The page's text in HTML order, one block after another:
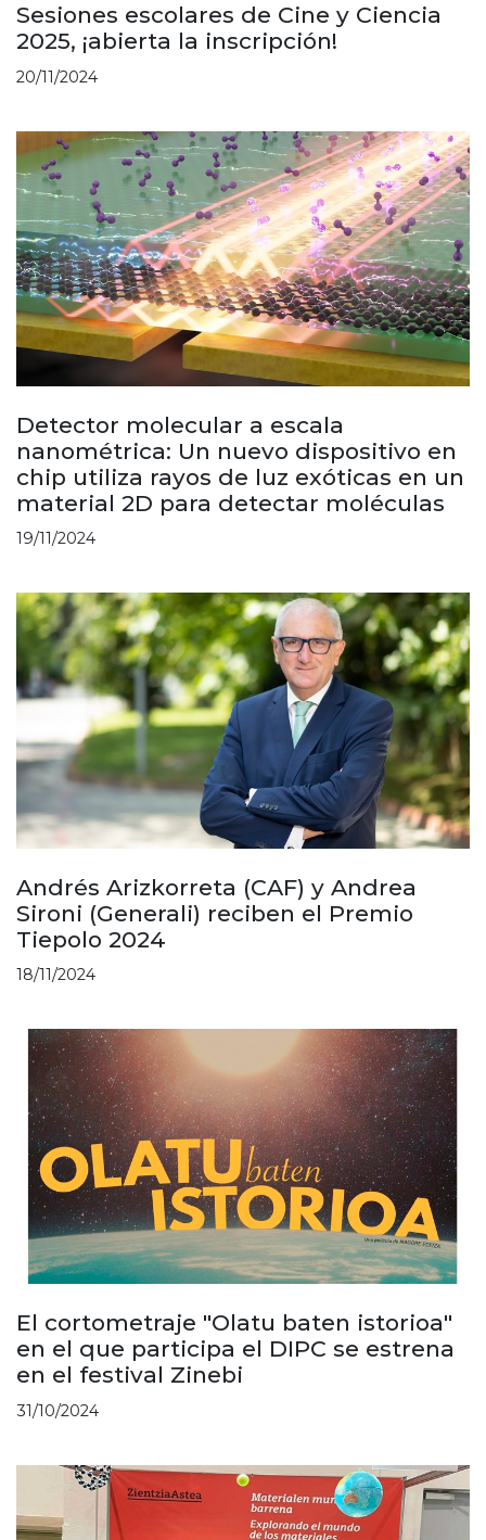
Sesiones escolares de Cine y Ciencia
2025, ¡abierta la inscripción!
20/11/2024
Detector molecular a escala
nanométrica: Un nuevo dispositivo en
chip utiliza rayos de luz exóticas en un
material 2D para detectar moléculas
19/11/2024
Andrés Arizkorreta (CAF) y Andrea
Sironi (Generali) reciben el Premio
Tiepolo 2024
18/11/2024
El cortometraje "Olatu baten istorioa"
en el que participa el DIPC se estrena
en el festival Zinebi
31/10/2024